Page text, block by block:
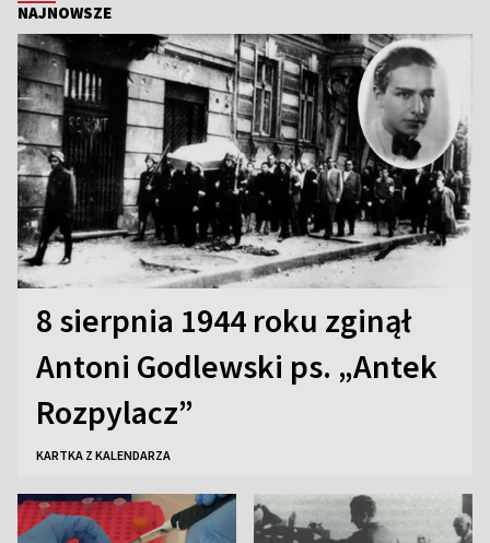
NAJNOWSZE
8 sierpnia 1944 roku zginął
Antoni Godlewski ps. „Antek
Rozpylacz”
KARTKA Z KALENDARZA